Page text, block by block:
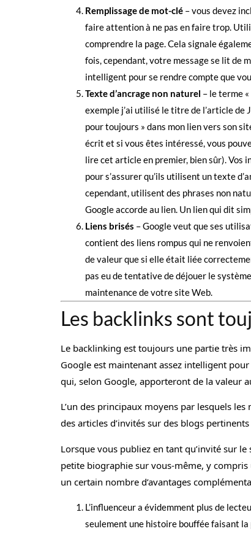
Remplissage de mot-clé – vous devez
faire attention à ne pas en faire trop.
comprendre la page. Cela signale
fois, cependant, votre message se lit de
intelligent pour se rendre compte que
Texte d’ancrage non naturel – le terme
exemple j’ai utilisé le titre de l’article de
pour toujours » dans mon lien vers son
écrit et si vous êtes intéressé, vous
lire cet article en premier, bien sûr).
pour s’assurer qu’ils utilisent un texte
cependant, utilisent des phrases non
Google accorde au lien. Un lien qui dit
Liens brisés – Google veut que ses
contient des liens rompus qui ne
de valeur que si elle était liée
pas eu de tentative de déjouer le
maintenance de votre site Web.
Les backlinks sont
Le backlinking est toujours une partie très
Google est maintenant assez intelligent
qui, selon Google, apporteront de la valeur
L’un des principaux moyens par lesquels
des articles d’invités sur des blogs
Lorsque vous publiez en tant qu’invité sur
petite biographie sur vous-même, y
un certain nombre d’avantages
L’influenceur a évidemment plus de
seulement une histoire bouffée faisant